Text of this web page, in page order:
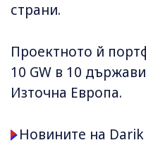
страни.
Проектното й
10 GW в 10
Източна Европа.
Новините на Darik